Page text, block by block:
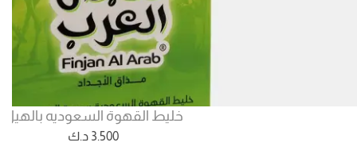
خليط القهوة السعوديه بالهيل
3.500 د.ك